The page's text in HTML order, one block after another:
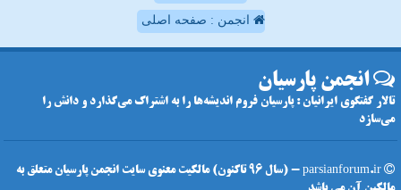
انجمن : صفحه اصلی
انجمن پارسیان
تالار گفتگوی ایرانیان : پارسیان فروم اندیشه‌ها را به اشتراک می‌گذارد و دانش را
می‌سازد
parsianforum.ir - (سال 96 تاکنون) مالکیت معنوی سایت انجمن پارسیان متعلق به